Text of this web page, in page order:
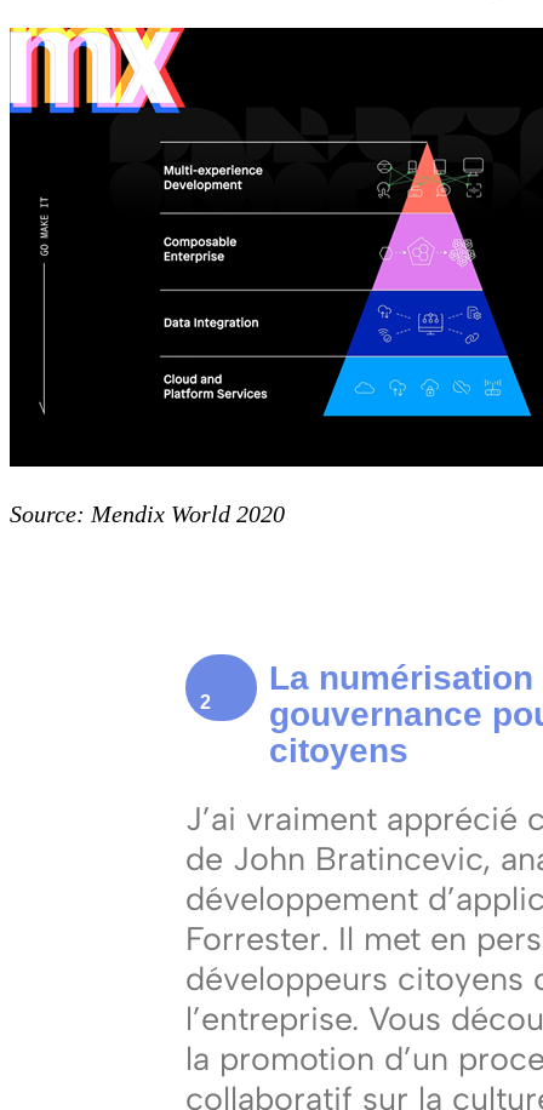
Source: Mendix World 2020
2
La
gouvernance
citoyens
J’ai vraiment apprécié
de John Bratincevic,
développement
Forrester. Il met en
développeurs citoyens
l’entreprise. Vous
la promotion d’un
collaboratif sur la